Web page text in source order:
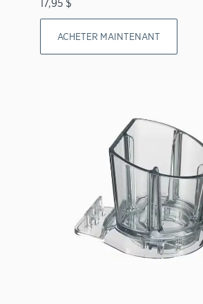
17,95 $
ACHETER MAINTENANT